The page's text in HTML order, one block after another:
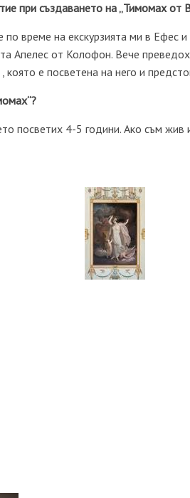
при създаването на „Тимомах от
време на екскурзията ми в Ефес и
Апелес от Колофон. Вече
е посветена на него и
посветих 4-5 години. Ако съм